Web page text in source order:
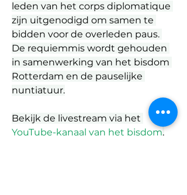
leden van het corps diplomatique
zijn uitgenodigd om samen te
bidden voor de overleden paus.
De requiemmis wordt gehouden
in samenwerking van het bisdom
Rotterdam en de pauselijke
nuntiatuur.
Bekijk de livestream via het
YouTube-kanaal van het bisdom.